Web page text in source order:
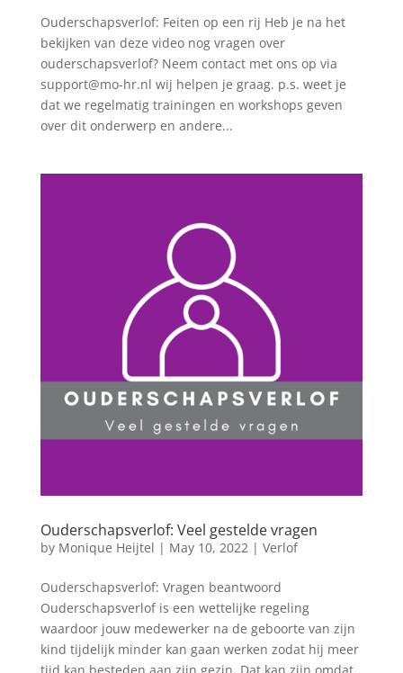
Ouderschapsverlof: Feiten op een rij Heb je na het
bekijken van deze video nog vragen over
ouderschapsverlof? Neem contact met ons op via
support@mo-hr.nl wij helpen je graag. p.s. weet je
dat we regelmatig trainingen en workshops geven
over dit onderwerp en andere...
Ouderschapsverlof: Veel gestelde vragen
by Monique Heijtel | May 10, 2022| Verlof
Ouderschapsverlof: Vragen beantwoord
Ouderschapsverlof is een wettelijke regeling
waardoor jouw medewerker na de geboorte van zijn
kind tijdelijk minder kan gaan werken zodat hij meer